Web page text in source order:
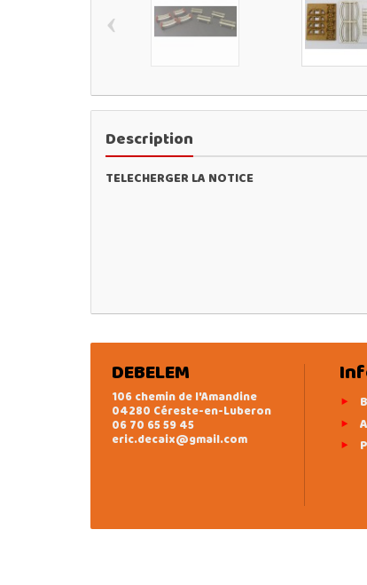
‹
Description
TELECHERGER LA NOTICE
DEBELEM
106 chemin de l'Amandine
04280 Céreste-en-Luberon
06 70 65 59 45
eric.decaix@gmail.com